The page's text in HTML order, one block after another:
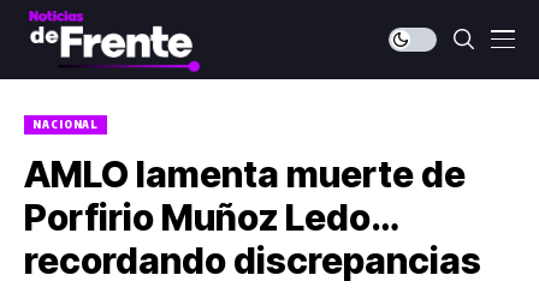
NACIONAL
AMLO lamenta muerte de
Porfirio Muñoz Ledo…
recordando discrepancias